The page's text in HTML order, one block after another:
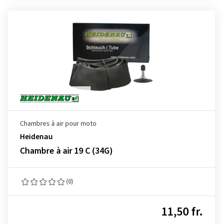
Chambres à air pour moto
Heidenau
Chambre à air 19 C (34G)
(0)
11,50 fr.